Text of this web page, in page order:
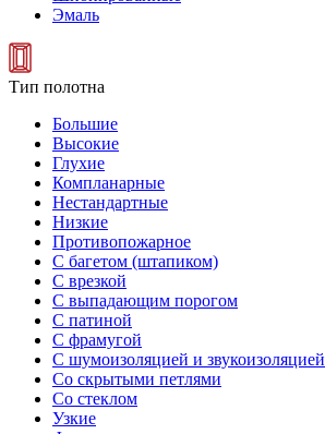
Эмаль
Тип полотна
Большие
Высокие
Глухие
Компланарные
Нестандартные
Низкие
Противопожарное
С багетом (штапиком)
С врезкой
С выпадающим порогом
С патиной
С фрамугой
С шумоизоляцией и звукоизоляцией
Со скрытыми петлями
Со стеклом
Узкие